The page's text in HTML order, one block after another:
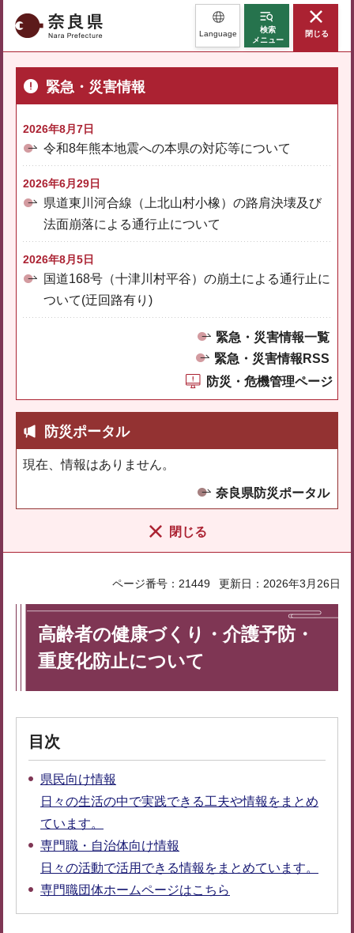
奈良県 Language
検索
メニュー
閉じる
緊急・災害情報
2026年8月7日
令和8年熊本地震への本県の対応等について
2026年6月29日
県道東川河合線（上北山村小橡）の路肩決壊及び
法面崩落による通行止について
2026年8月5日
国道168号（十津川村平谷）の崩土による通行止に
ついて(迂回路有り)
緊急・災害情報一覧
緊急・災害情報RSS
防災・危機管理ページ
防災ポータル
現在、情報はありません。
奈良県防災ポータル
閉じる
ページ番号：21449 更新日：2026年3月26日
高齢者の健康づくり・介護予防・
重度化防止について
目次
県民向け情報
日々の生活の中で実践できる工夫や情報をまとめ
ています。
専門職・自治体向け情報
日々の活動で活用できる情報をまとめています。
専門職団体ホームページはこちら